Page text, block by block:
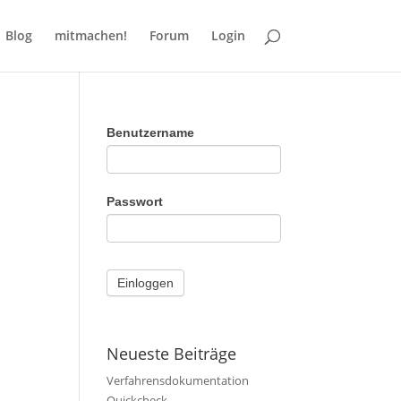
Blog mitmachen! Forum Login
Benutzername
Passwort
Neueste Beiträge
Verfahrensdokumentation